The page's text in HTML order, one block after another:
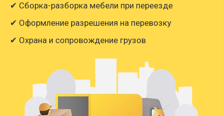
✔ Сборка-разборка мебели при переезде
✔ Оформление разрешения на перевозку
✔ Охрана и сопровождение грузов